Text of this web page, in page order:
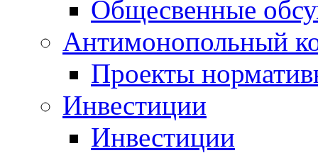
Общесвенные
Антимонопольный
Проекты
Инвестиции
Инвестиции